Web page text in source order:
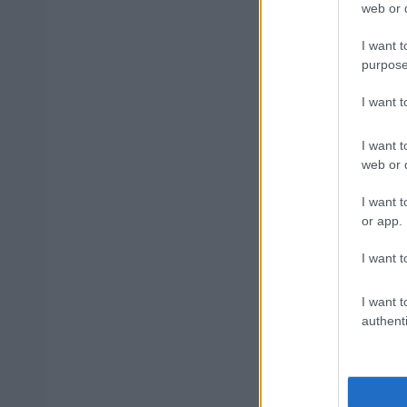
web or
I want
I want
I want
web or
I want
or app.
I want
I want
διαμονή,